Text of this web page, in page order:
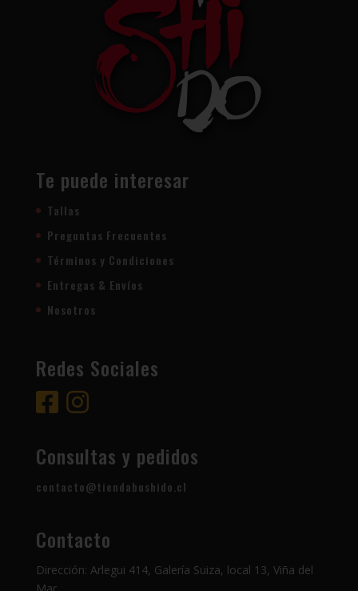
Te puede interesar
Tallas
Preguntas Frecuentes
Términos y Condiciones
Entregas & Envíos
Nosotros
Redes Sociales
Consultas y pedidos
contacto@tiendabushido.cl
Contacto
Dirección: Arlegui 414, Galería Suiza, local 13, Viña del